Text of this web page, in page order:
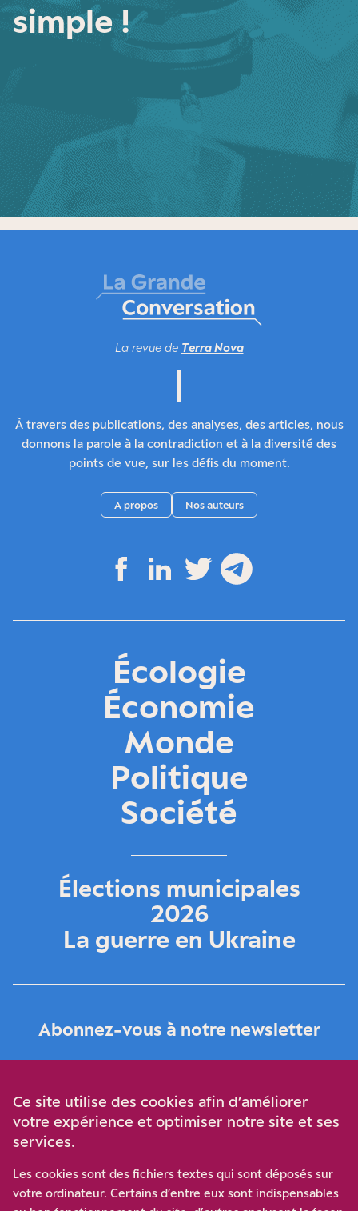
simple !
La revue de Terra Nova
À travers des publications, des analyses, des articles, nous
donnons la parole à la contradiction et à la diversité des
points de vue, sur les défis du moment.
A propos Nos auteurs
Écologie
Économie
Monde
Politique
Société
Élections municipales
2026
La guerre en Ukraine
Abonnez-vous à notre newsletter
Participez à notre effort pour conforter la démocratie en
Ce site utilise des cookies afin d’améliorer
votre expérience et optimiser notre site et ses
services.
Les cookies sont des fichiers textes qui sont déposés sur
votre ordinateur. Certains d’entre eux sont indispensables